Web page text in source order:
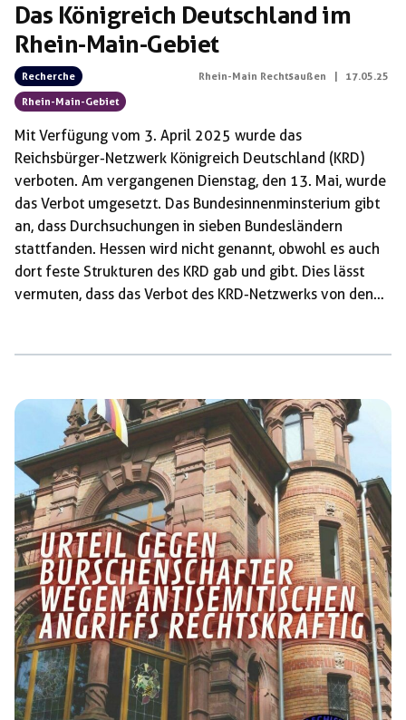
Das Königreich Deutschland im
Rhein-Main-Gebiet
Recherche
Rhein-Main-Gebiet
Rhein-Main Rechtsaußen 17.05.25
Mit Verfügung vom 3. April 2025 wurde das
Reichsbürger-Netzwerk Königreich Deutschland (KRD)
verboten. Am vergangenen Dienstag, den 13. Mai, wurde
das Verbot umgesetzt. Das Bundesinnenminsterium gibt
an, dass Durchsuchungen in sieben Bundesländern
stattfanden. Hessen wird nicht genannt, obwohl es auch
dort feste Strukturen des KRD gab und gibt. Dies lässt
vermuten, dass das Verbot des KRD-Netzwerks von den
Deutschland befassten sich in den vergangenen Jahren
etliche Zeitungen und Fernsehsendungen. Auch Rhein-
Main Rechtsaußen hat immer wieder darüber berichtet
(siehe weiterführende Links am Ende des Artikels). Das
[…]